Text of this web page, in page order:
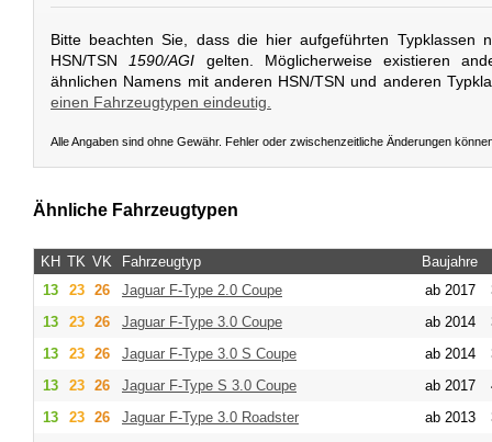
Bitte beachten Sie, dass die hier aufgeführten Typklassen
HSN/TSN
1590/AGI gelten. Möglicherweise existieren
ähnlichen Namens mit anderen HSN/TSN und anderen
einen Fahrzeugtypen eindeutig.
Alle Angaben sind ohne Gewähr. Fehler oder zwischenzeitliche Änderungen
Ähnliche Fahrzeugtypen
KH TK VK Fahrzeugtyp
Baujahre
13
23 26 Jaguar F-Type 2.0 Coupe ab 2017
13
23 26 Jaguar F-Type 3.0 Coupe ab 2014
13
23 26 Jaguar F-Type 3.0 S Coupe ab 2014
13
23 26 Jaguar F-Type S 3.0 Coupe ab 2017
13
23 26 Jaguar F-Type 3.0 Roadster ab 2013